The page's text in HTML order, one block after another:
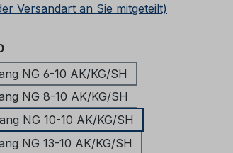
Versandart an Sie mitgeteilt)
auswählen
NG 6-10 AK/KG/SH
NG 8-10 AK/KG/SH
NG 10-10 AK/KG/SH
NG 13-10 AK/KG/SH